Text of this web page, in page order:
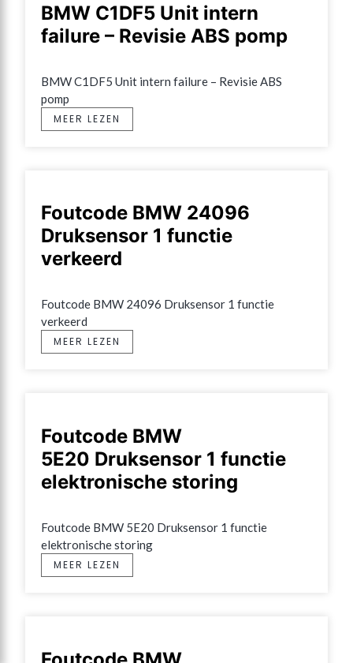
BMW C1DF5 Unit intern
failure – Revisie ABS pomp
BMW C1DF5 Unit intern failure – Revisie ABS
pomp
MEER LEZEN
Foutcode BMW 24096
Druksensor 1 functie
verkeerd
Foutcode BMW 24096 Druksensor 1 functie
verkeerd
MEER LEZEN
Foutcode BMW
5E20 Druksensor 1 functie
elektronische storing
Foutcode BMW 5E20 Druksensor 1 functie
elektronische storing
MEER LEZEN